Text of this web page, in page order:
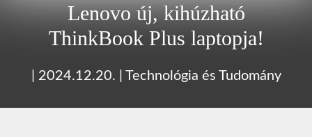
Lenovo új, kihúzható
ThinkBook Plus laptopja!
2024.12.20. Technológia és Tudomány